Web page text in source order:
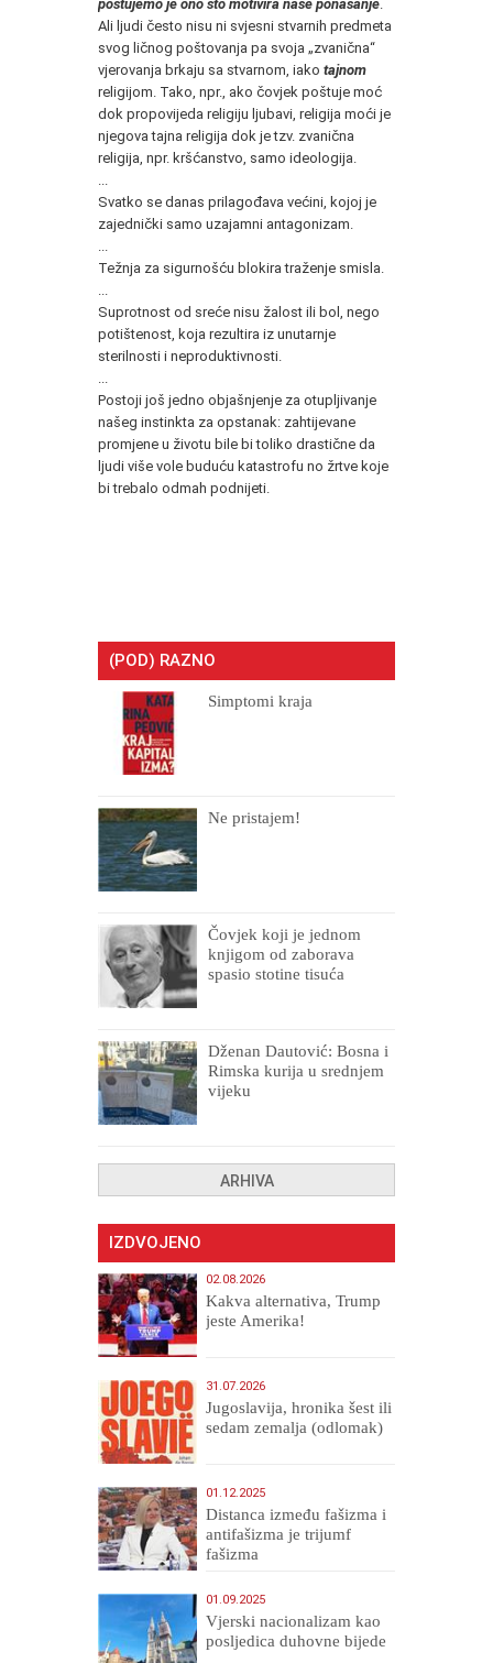
poštujemo je ono što motivira naše ponašanje
Ali ljudi često nisu ni svjesni stvarnih predmeta
svog ličnog poštovanja pa svoja „zvanična“
vjerovanja brkaju sa stvarnom, iako tajnom
religijom. Tako, npr., ako čovjek poštuje moć
dok propovijeda religiju ljubavi, religija moći je
njegova tajna religija dok je tzv. zvanična
religija, npr. kršćanstvo, samo ideologija.
Svatko se danas prilagođava većini, kojoj je
zajednički samo uzajamni antagonizam.
Težnja za sigurnošću blokira traženje smisla.
Suprotnost od sreće nisu žalost ili bol, nego
potištenost, koja rezultira iz unutarnje
sterilnosti i neproduktivnosti.
Postoji još jedno objašnjenje za otupljivanje
našeg instinkta za opstanak: zahtijevane
promjene u životu bile bi toliko drastične da
ljudi više vole buduću katastrofu no žrtve koje
bi trebalo odmah podnijeti.
(POD) RAZNO
Simptomi kraja
Ne pristajem!
Čovjek koji je jednom
knjigom od zaborava
spasio stotine tisuća
Dženan Dautović: Bosna i
Rimska kurija u srednjem
vijeku
ARHIVA
IZDVOJENO
02.08.2026
Kakva alternativa, Trump
jeste Amerika!
31.07.2026
Jugoslavija, hronika šest ili
sedam zemalja (odlomak)
01.12.2025
Distanca između fašizma i
antifašizma je trijumf
fašizma
01.09.2025
​Vjerski nacionalizam kao
posljedica duhovne bijede